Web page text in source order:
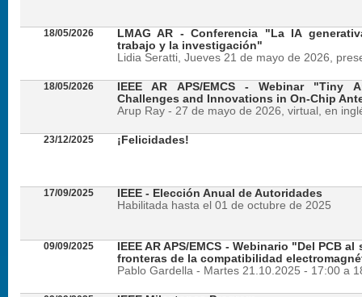
18/05/2026
LMAG AR - Conferencia "La IA
trabajo y la investigación"
Lidia Seratti, Jueves 21 de mayo de 2026,
18/05/2026
IEEE AR APS/EMCS - Webinar "Tiny
Challenges and Innovations in On-Chip
Arup Ray - 27 de mayo de 2026, virtual, en
23/12/2025 ¡Felicidades!
17/09/2025
IEEE - Elección Anual de Autoridades
Habilitada hasta el 01 de octubre de 2025
09/09/2025
IEEE AR APS/EMCS - Webinario "Del PCB
fronteras de la compatibilidad
Pablo Gardella - Martes 21.10.2025 - 17:00 a